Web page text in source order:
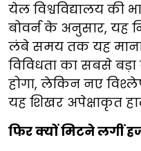
येल विश्वविद्यालय की
बोवर्न के अनुसार, यह
लंबे समय तक यह माना
विविधता का सबसे बड़ा
होगा, लेकिन नए
यह शिखर अपेक्षाकृत
फिर क्यों मिटने लगीं